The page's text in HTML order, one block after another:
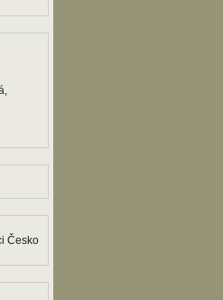
Česko